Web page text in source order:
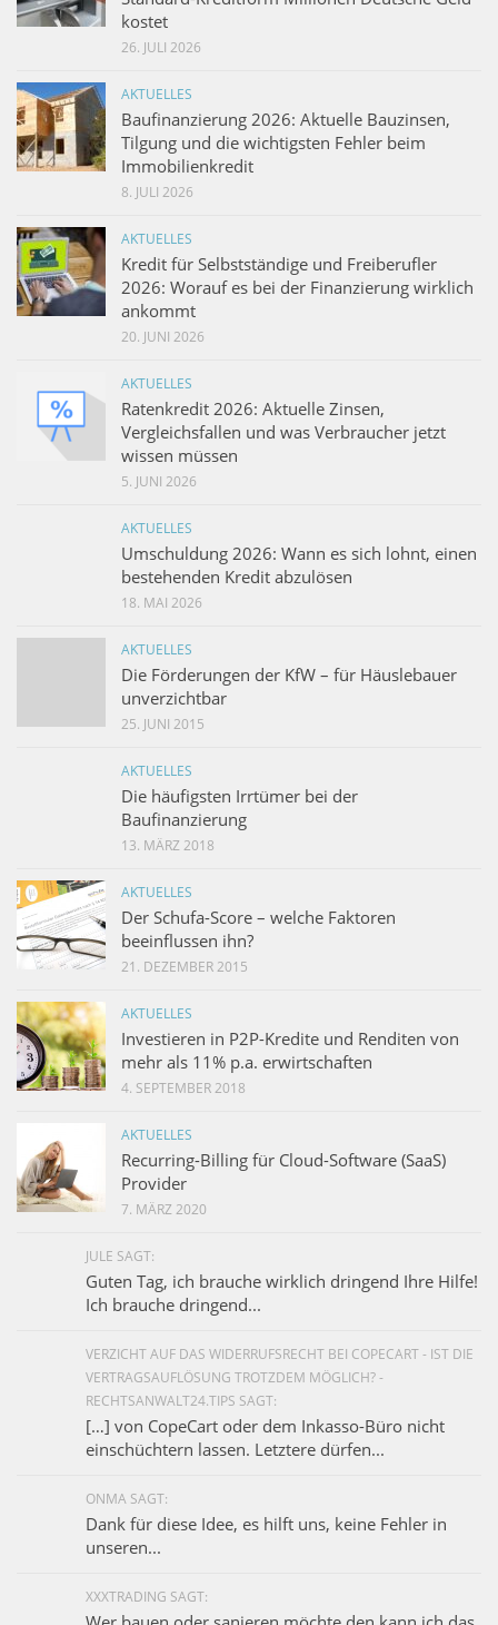
kostet
26. JULI 2026
AKTUELLES
Baufinanzierung 2026: Aktuelle Bauzinsen,
Tilgung und die wichtigsten Fehler beim
Immobilienkredit
8. JULI 2026
AKTUELLES
Kredit für Selbstständige und Freiberufler
2026: Worauf es bei der Finanzierung wirklich
ankommt
20. JUNI 2026
AKTUELLES
Ratenkredit 2026: Aktuelle Zinsen,
Vergleichsfallen und was Verbraucher jetzt
wissen müssen
5. JUNI 2026
AKTUELLES
Umschuldung 2026: Wann es sich lohnt, einen
bestehenden Kredit abzulösen
18. MAI 2026
AKTUELLES
Die Förderungen der KfW – für Häuslebauer
unverzichtbar
25. JUNI 2015
AKTUELLES
Die häufigsten Irrtümer bei der
Baufinanzierung
13. MÄRZ 2018
AKTUELLES
Der Schufa-Score – welche Faktoren
beeinflussen ihn?
21. DEZEMBER 2015
AKTUELLES
Investieren in P2P-Kredite und Renditen von
mehr als 11% p.a. erwirtschaften
4. SEPTEMBER 2018
AKTUELLES
Recurring-Billing für Cloud-Software (SaaS)
Provider
7. MÄRZ 2020
JULE SAGT:
Guten Tag, ich brauche wirklich dringend Ihre Hilfe!
Ich brauche dringend...
VERZICHT AUF DAS WIDERRUFSRECHT BEI COPECART - IST DIE
VERTRAGSAUFLÖSUNG TROTZDEM MÖGLICH? -
RECHTSANWALT24.TIPS SAGT:
[…] von CopeCart oder dem Inkasso-Büro nicht
einschüchtern lassen. Letztere dürfen...
ONMA SAGT:
Dank für diese Idee, es hilft uns, keine Fehler in
unseren...
XXXTRADING SAGT: